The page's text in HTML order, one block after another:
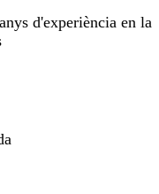
d'experiència en la